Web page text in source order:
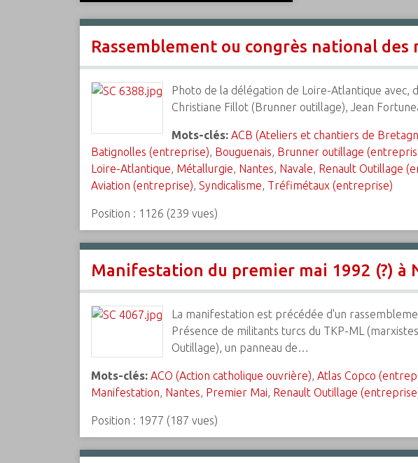
Rassemblement ou congrès national des
Photo de la délégation de Loire-Atlantique avec,
Christiane Fillot (Brunner outillage), Jean
Mots-clés: ACB (Ateliers et chantiers de
Batignolles (entreprise), Bouguenais, Brunner outillage
Loire-Atlantique, Métallurgie, Nantes, Navale, Renault Outillage
Aviation (entreprise), Syndicalisme, Tréfimétaux (entreprise)
Position : 1126 (239 vues)
Manifestation du premier mai 1992 (?) à
La manifestation est précédée d'un
Présence de militants turcs du TKP-ML
Outillage), un panneau de…
Mots-clés: ACO (Action catholique ouvrière), Atlas Copco
Manifestation, Nantes, Premier Mai, Renault Outillage
Position : 1977 (187 vues)